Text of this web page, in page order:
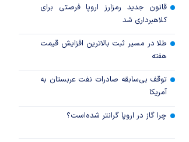
قانون جدید رمزارز اروپا فرصتی برای
کلاهبرداری شد
طلا در مسیر ثبت بالاترین افزایش قیمت
هفته
توقف بی‌سابقه صادرات نفت عربستان به
آمریکا
چرا گاز در اروپا گرانتر شده‌است؟